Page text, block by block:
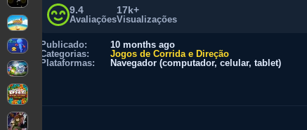
9.4
Avaliações
17k+
Visualizações
Publicado:
10 months ago
Categorias:
Jogos de Corrida e Direção
Plataformas:
Navegador (computador, celular, tablet)